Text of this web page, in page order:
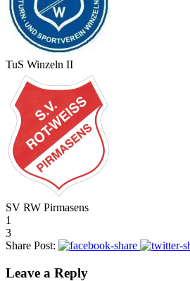
TuS Winzeln II
SV RW Pirmasens
1
3
Share Post:
Leave a Reply